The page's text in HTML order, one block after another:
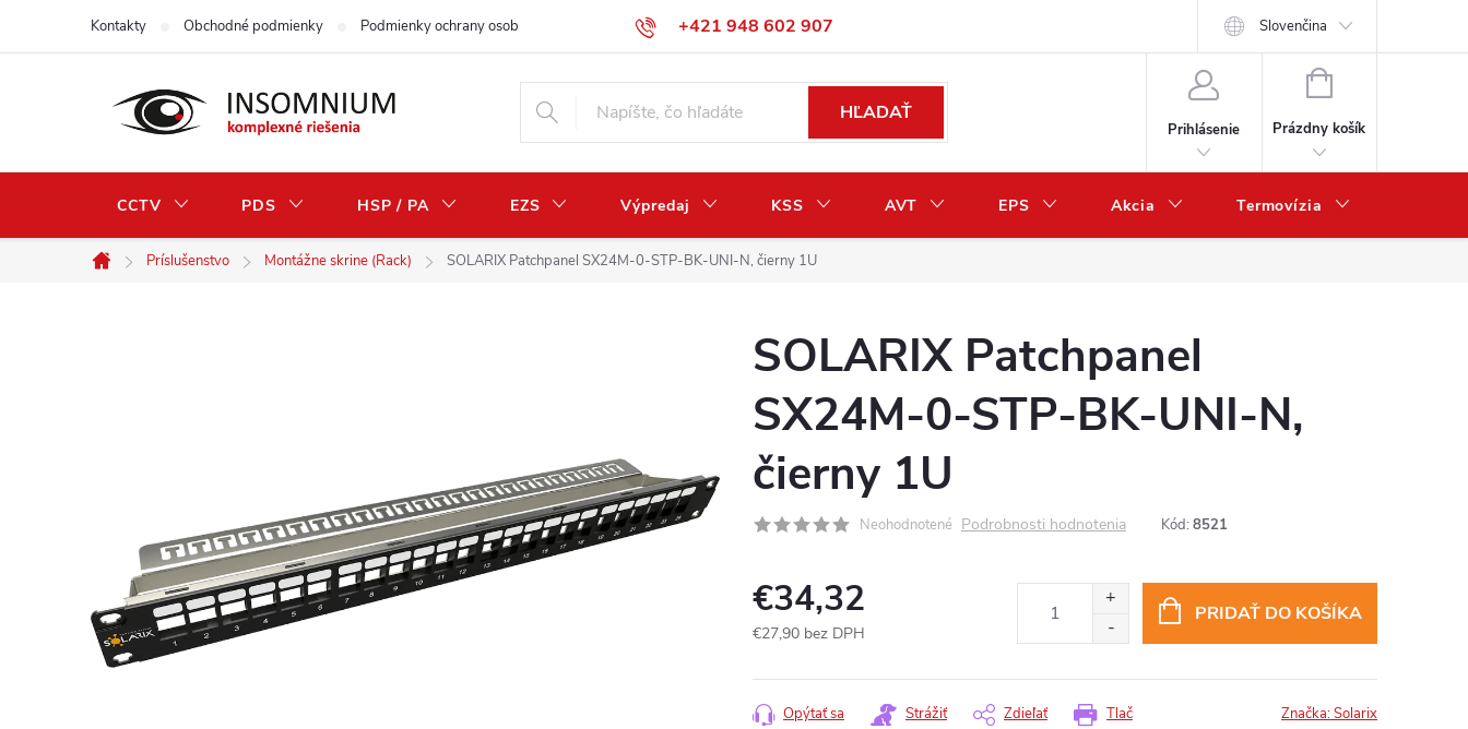
+421 948 602 907
Kontakty Obchodné podmienky Podmienky ochrany osobných údajov Odstúpenie od zmluvy / vrátenie peňazí Slovenčina
HĽADAŤ
Prihlásenie
NÁKUPNÝ
Prázdny košík
CCTV PDS HSP / PA EZS Výpredaj KSS AVT EPS Akcia Termovízia
Domov
Príslušenstvo Montážne skrine (Rack) SOLARIX Patchpanel SX24M-0-STP-BK-UNI-N, čierny 1U
SOLARIX Patchpanel
SX24M-0-STP-BK-UNI-N,
čierny 1U
Neohodnotené Podrobnosti hodnotenia Kód: 8521
€34,32
€27,90 bez DPH
cena:
PRIDAŤ DO KOŠÍKA
Tlač
Opýtať sa Strážiť Zdieľať Značka:Solarix